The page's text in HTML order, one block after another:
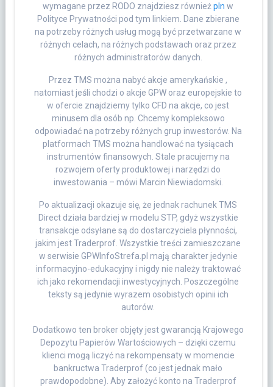
wymagane przez RODO znajdziesz równieżpln w
Polityce Prywatności pod tym linkiem. Dane zbierane
na potrzeby różnych usług mogą być przetwarzane w
różnych celach, na różnych podstawach oraz przez
różnych administratorów danych.
Przez TMS można nabyć akcje amerykańskie ,
natomiast jeśli chodzi o akcje GPW oraz europejskie to
w ofercie znajdziemy tylko CFD na akcje, co jest
minusem dla osób np. Chcemy kompleksowo
odpowiadać na potrzeby różnych grup inwestorów. Na
platformach TMS można handlować na tysiącach
instrumentów finansowych. Stale pracujemy na
rozwojem oferty produktowej i narzędzi do
inwestowania – mówi Marcin Niewiadomski.
Po aktualizacji okazuje się, że jednak rachunek TMS
Direct działa bardziej w modelu STP, gdyż wszystkie
transakcje odsyłane są do dostarczyciela płynności,
jakim jest Traderprof. Wszystkie treści zamieszczane
w serwisie GPWInfoStrefa.pl mają charakter jedynie
informacyjno-edukacyjny i nigdy nie należy traktować
ich jako rekomendacji inwestycyjnych. Poszczególne
teksty są jedynie wyrazem osobistych opinii ich
autorów.
Dodatkowo ten broker objęty jest gwarancją Krajowego
Depozytu Papierów Wartościowych – dzięki czemu
klienci mogą liczyć na rekompensaty w momencie
bankructwa Traderprof (co jest jednak mało
prawdopodobne). Aby założyć konto na Traderprof